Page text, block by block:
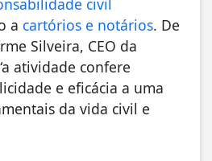
civil
a cartórios e notários. De
Silveira, CEO da
atividade confere
e eficácia a uma
da vida civil e